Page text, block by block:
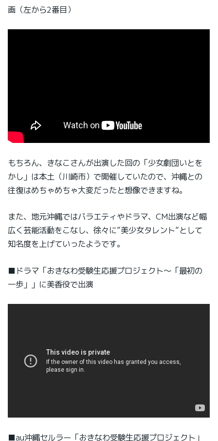
画（左から2番目）
もちろん、きなこさんが出演した回の「少女劇団いとを
かし」は本土（川崎市）で開催していたので、沖縄との
往復はめちゃめちゃ大変だったと想像できますね。
また、地元沖縄ではバラエティやドラマ、CM出演など幅
広く芸能活動をこなし、徐々に”美少女タレント”として
知名度を上げていったようです。
■ドラマ「おきなわ受験生応援プロジェクト〜「最初の
一歩」」に美香役で出演
■au沖縄セルラー「おきなわ受験生応援プロジェクト」